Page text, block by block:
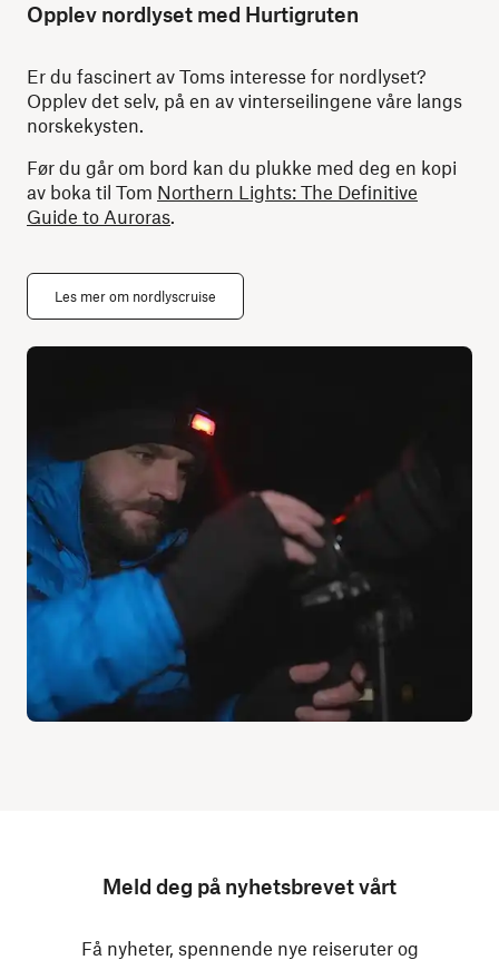
Opplev nordlyset med Hurtigruten
Er du fascinert av Toms interesse for nordlyset?
Opplev det selv, på en av vinterseilingene våre langs
norskekysten.
Før du går om bord kan du plukke med deg en kopi
av boka til Tom Northern Lights: The Definitive
Guide to Auroras.
Les mer om nordlyscruise
Meld deg på nyhetsbrevet vårt
Få nyheter, spennende nye reiseruter og